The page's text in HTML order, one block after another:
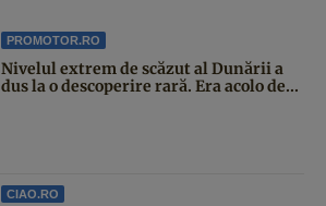
PROMOTOR.RO
Nivelul extrem de scăzut al Dunării a
dus la o descoperire rară. Era acolo de...
CIAO.RO